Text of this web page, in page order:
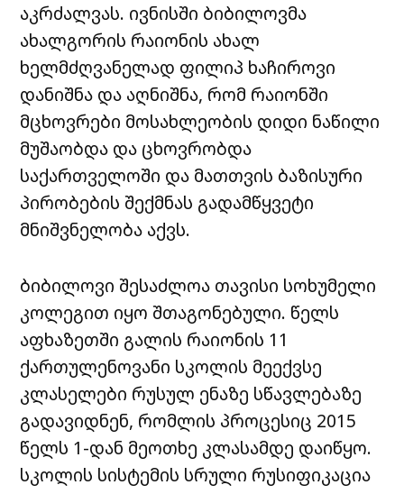
აკრძალვას. ივნისში ბიბილოვმა
ახალგორის რაიონის ახალ
ხელმძღვანელად ფილიპ ხაჩიროვი
დანიშნა და აღნიშნა, რომ რაიონში
მცხოვრები მოსახლეობის დიდი ნაწილი
მუშაობდა და ცხოვრობდა
საქართველოში და მათთვის ბაზისური
პირობების შექმნას გადამწყვეტი
მნიშვნელობა აქვს.
ბიბილოვი შესაძლოა თავისი სოხუმელი
კოლეგით იყო შთაგონებული. წელს
აფხაზეთში გალის რაიონის 11
ქართულენოვანი სკოლის მეექვსე
კლასელები რუსულ ენაზე სწავლებაზე
გადავიდნენ, რომლის პროცესიც 2015
წელს 1-დან მეოთხე კლასამდე დაიწყო.
სკოლის სისტემის სრული რუსიფიკაცია